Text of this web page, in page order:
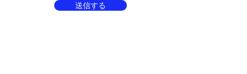
送信する